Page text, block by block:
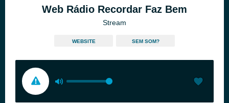
Web Rádio Recordar Faz Bem
Stream
WEBSITE SEM SOM?